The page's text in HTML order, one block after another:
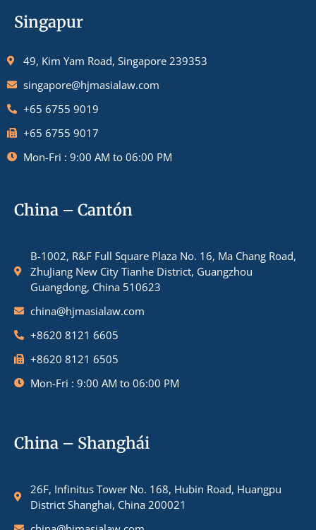
Singapur
49, Kim Yam Road, Singapore 239353
singapore@hjmasialaw.com
+65 6755 9019
+65 6755 9017
Mon-Fri : 9:00 AM to 06:00 PM
China – Cantón
B-1002, R&F Full Square Plaza No. 16, Ma Chang Road,
ZhuJiang New City Tianhe District, Guangzhou
Guangdong, China 510623
china@hjmasialaw.com
+8620 8121 6605
+8620 8121 6505
Mon-Fri : 9:00 AM to 06:00 PM
China – Shanghái
26F, Infinitus Tower No. 168, Hubin Road, Huangpu
District Shanghai, China 200021